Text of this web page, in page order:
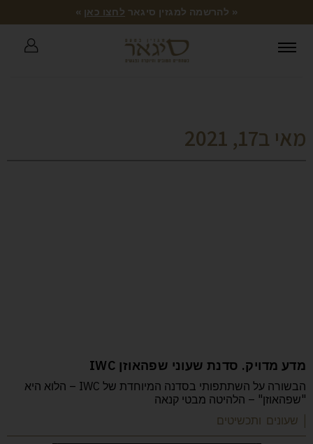
« להרשמה למגזין סיגאר לחצו כאן »
מאי ב17, 2021
מדע מדויק. סדנת שעוני שפהאוזן IWC
הבשורה על השתתפותי בסדנה המיוחדת של IWC – הלוא היא
"שפהאוזן" – הלהיטה מבטי קנאה
| שעונים ותכשיטים